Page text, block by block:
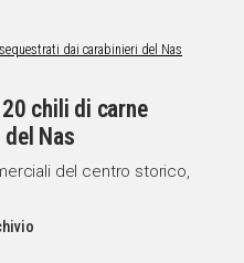
chili di carne
Nas
del centro storico,